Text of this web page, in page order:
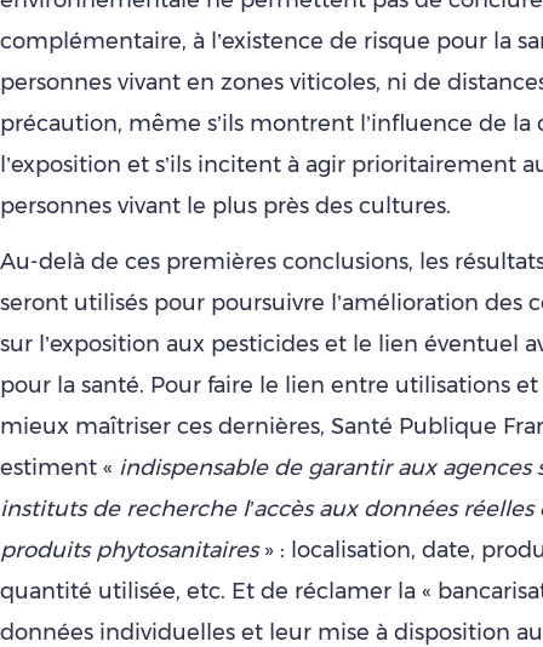
complémentaire, à l’existence de risque pour la
personnes vivant en zones viticoles, ni de
précaution, même s’ils montrent l’influence de la
l’exposition et s’ils incitent à agir prioritairement
personnes vivant le plus près des cultures.
Au-delà de ces premières conclusions, les
seront utilisés pour poursuivre l’amélioration des
sur l’exposition aux pesticides et le lien éventuel
pour la santé. Pour faire le lien entre utilisations
mieux maîtriser ces dernières, Santé Publique
estiment « indispensable de garantir aux agences
instituts de recherche l’accès aux données réelles
produits phytosanitaires» : localisation, date,
quantité utilisée, etc. Et de réclamer la «
données individuelles et leur mise à disposition